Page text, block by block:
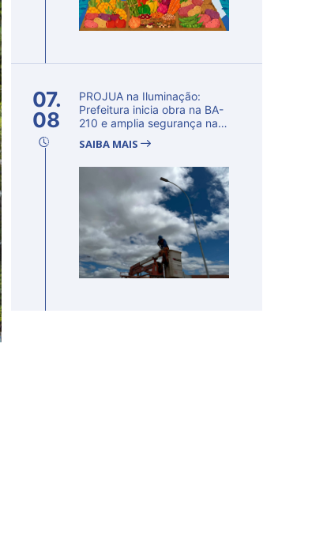
07.
08
PROJUA na Iluminação:
Prefeitura inicia obra na BA-
210 e amplia segurança na
SAIBA MAIS